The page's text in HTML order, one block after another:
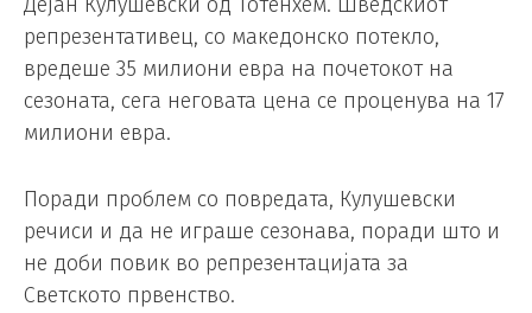
репрезентативец, со македонско потекло,
вредеше 35 милиони евра на почетокот на
сезоната, сега неговата цена се проценува на 17
милиони евра.
Поради проблем со повредата, Кулушевски
речиси и да не играше сезонава, поради што и
не доби повик во репрезентацијата за
Светското првенство.